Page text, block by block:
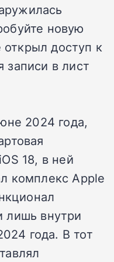
новую
доступ к
записи в лист
2024 года,
18, в ней
комплекс Apple
лишь внутри
года. В тот